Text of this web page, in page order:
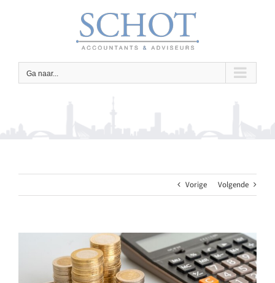
Ga naar...
Vorige Volgende
afbeelding